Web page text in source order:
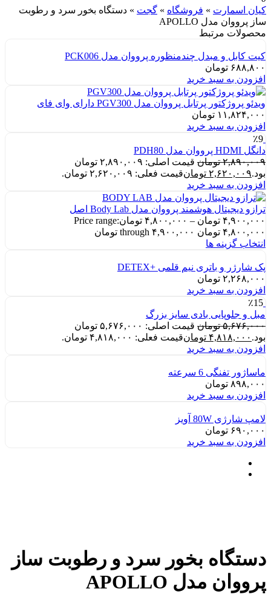
کیان اسمارت » فروشگاه » گجت » دستگاه بخور سرد و رطوبت
ساز پرووان مدل APOLLO
محصولات مرتبط
کیت کابل و مبدل چندمنظوره پرووان مدل PCK006
۶۸۸,۸۰۰ تومان
افزودن به سبد خرید
ویدئو پروژکتور پرتابل پرووان مدل PGV300 دارای وای فای
۱۱,۸۲۴,۰۰۰ تومان
افزودن به سبد خرید
٪9
دانگل HDMI پرووان مدل PDH80
۲,۸۹۰,۰۰۹ تومان
قیمت اصلی: ۲,۸۹۰,۰۰۹ تومان
بود.۲,۶۲۰,۰۰۹ تومانقیمت فعلی: ۲,۶۲۰,۰۰۹ تومان.
افزودن به سبد خرید
ترازو دیجیتال هوشمند پرووان مدل Body Lab اصل
۴,۹۰۰,۰۰۰ تومان – ۴,۸۰۰,۰۰۰ تومانPrice range:
۴,۸۰۰,۰۰۰ تومان through ۴,۹۰۰,۰۰۰ تومان
انتخاب گزینه ها
پک شارژر و باتری نیم قلمی +DETEX
۲,۲۶۸,۰۰۰ تومان
افزودن به سبد خرید
٪15
مبل و جلوپایی بادی سایز بزرگ
۵,۶۷۶,۰۰۰ تومان
قیمت اصلی: ۵,۶۷۶,۰۰۰ تومان
بود. ۴,۸۱۸,۰۰۰ تومانقیمت فعلی: ۴,۸۱۸,۰۰۰ تومان.
افزودن به سبد خرید
ماساژور تفنگی 6 سرعته
۸۹۸,۰۰۰ تومان
افزودن به سبد خرید
لامپ شارژی 80W آویز
۶۹۰,۰۰۰ تومان
افزودن به سبد خرید
دستگاه بخور سرد و رطوبت ساز
پرووان مدل APOLLO